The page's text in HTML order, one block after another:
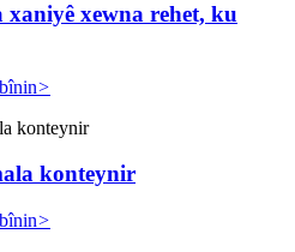
xewna rehet, ku
>
konteynir
>